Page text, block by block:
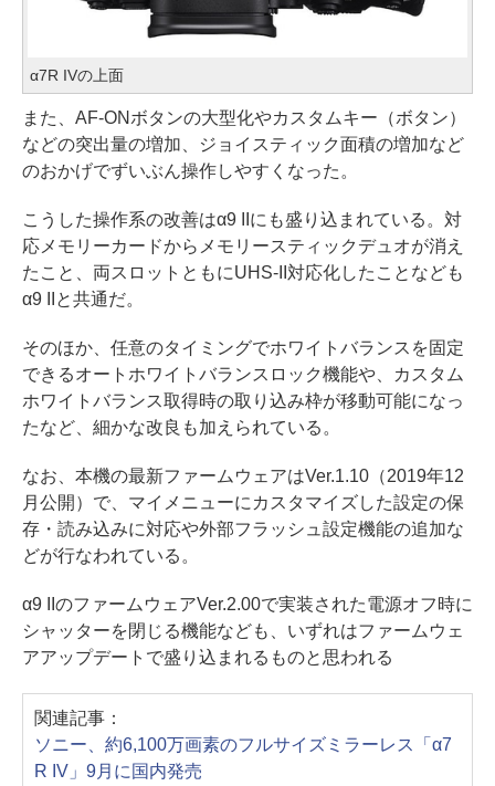
α7R IVの上面
また、AF-ONボタンの大型化やカスタムキー（ボタン）
などの突出量の増加、ジョイスティック面積の増加など
のおかげでずいぶん操作しやすくなった。
こうした操作系の改善はα9 IIにも盛り込まれている。対
応メモリーカードからメモリースティックデュオが消え
たこと、両スロットともにUHS-II対応化したことなども
α9 IIと共通だ。
そのほか、任意のタイミングでホワイトバランスを固定
できるオートホワイトバランスロック機能や、カスタム
ホワイトバランス取得時の取り込み枠が移動可能になっ
たなど、細かな改良も加えられている。
なお、本機の最新ファームウェアはVer.1.10（2019年12
月公開）で、マイメニューにカスタマイズした設定の保
存・読み込みに対応や外部フラッシュ設定機能の追加な
どが行なわれている。
α9 IIのファームウェアVer.2.00で実装された電源オフ時に
シャッターを閉じる機能なども、いずれはファームウェ
アアップデートで盛り込まれるものと思われる
関連記事：
ソニー、約6,100万画素のフルサイズミラーレス「α7
R IV」9月に国内発売